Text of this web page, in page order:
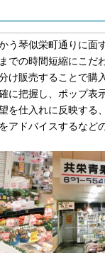
う琴似栄町通りに面
での時間短縮にこだ
け販売することで購
に把握し、ポップ表
を仕入れに反映する
アドバイスするなど